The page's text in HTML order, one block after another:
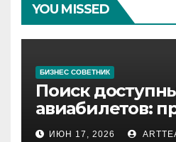
YOU MISSED
БИЗНЕС СОВЕТНИК
Поиск
авиабилетов:
рекомендации
ИЮН 17, 2026